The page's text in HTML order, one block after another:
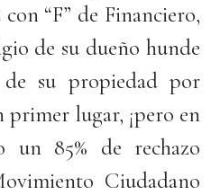
“F” de Financiero,
de su dueño hunde
su propiedad por
primer lugar, ¡pero en
un 85% de rechazo
Ciudadano